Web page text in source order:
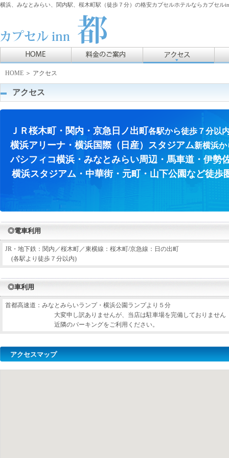
横浜、みなとみらい、関内駅、桜木町駅（徒歩７分）の格安カプセルホテルならカプセル
HOME ＞ アクセス
アクセス
ＪＲ桜木町・関内・京急日ノ出町各駅から徒歩７分以
横浜アリーナ・横浜国際（日産）スタジアム新横浜
パシフィコ横浜・みなとみらい周辺・馬車道・伊勢
横浜スタジアム・中華街・元町・山下公園など徒歩
◎電車利用
JR・地下鉄：関内／桜木町／東横線：桜木町/京急線：日の出町
(各駅より徒歩７分以内)
◎車利用
首都高速道：みなとみらいランプ・横浜公園ランプより５分
大変申し訳ありませんが、当店は駐車場を完備しておりません
近隣のパーキングをご利用ください。
アクセスマップ